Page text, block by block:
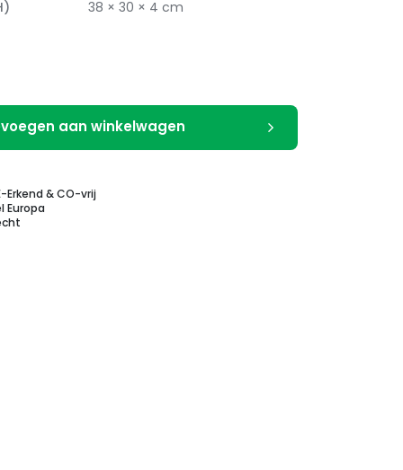
38 × 30 × 4 cm
aan winkelwagen
Erkend & CO-vrij
Europa